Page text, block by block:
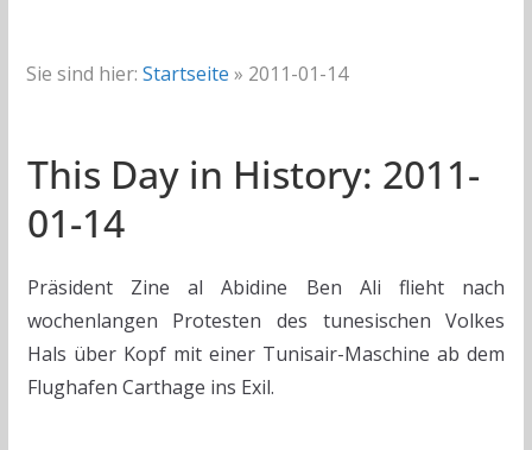
Sie sind hier: Startseite » 2011-01-14
This Day in History: 2011-
01-14
Präsident Zine al Abidine Ben Ali flieht nach
wochenlangen Protesten des tunesischen Volkes
Hals über Kopf mit einer Tunisair-Maschine ab dem
Flughafen Carthage ins Exil.